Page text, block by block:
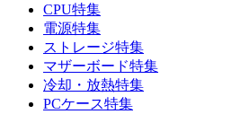
CPU特集
電源特集
ストレージ特集
マザーボード特集
冷却・放熱特集
PCケース特集